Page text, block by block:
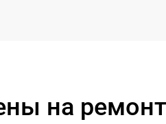
на ремонт